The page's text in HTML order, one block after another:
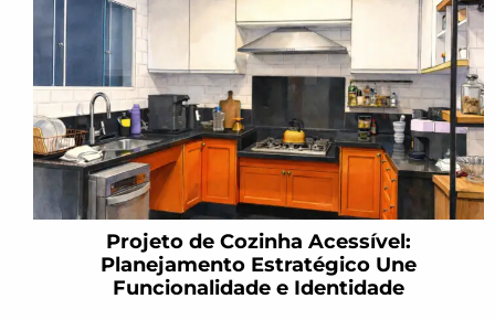
Projeto de Cozinha Acessível:
Planejamento Estratégico Une
Funcionalidade e Identidade